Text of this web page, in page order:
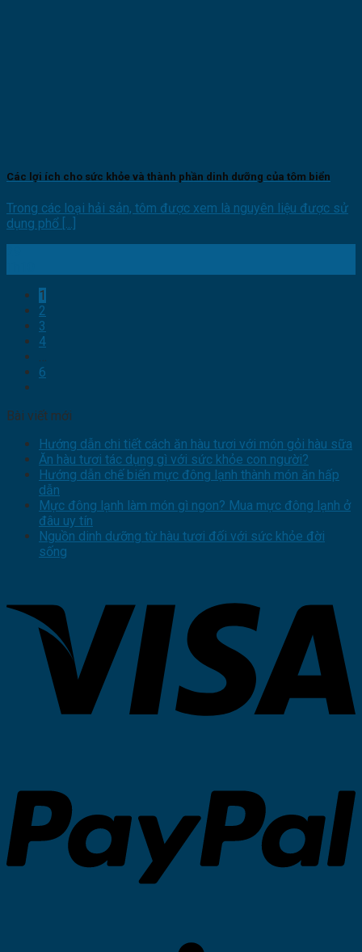
Các lợi ích cho sức khỏe và thành phần dinh dưỡng của tôm biển
Trong các loại hải sản, tôm được xem là nguyên liệu được sử
dụng phổ [...]
1
2
3
4
…
6
Bài viết mới
Hướng dẫn chi tiết cách ăn hàu tươi với món gỏi hàu sữa
Ăn hàu tươi tác dụng gì với sức khỏe con người?
Hướng dẫn chế biến mực đông lạnh thành món ăn hấp
dẫn
Mực đông lạnh làm món gì ngon? Mua mực đông lạnh ở
đâu uy tín
Nguồn dinh dưỡng từ hàu tươi đối với sức khỏe đời
sống